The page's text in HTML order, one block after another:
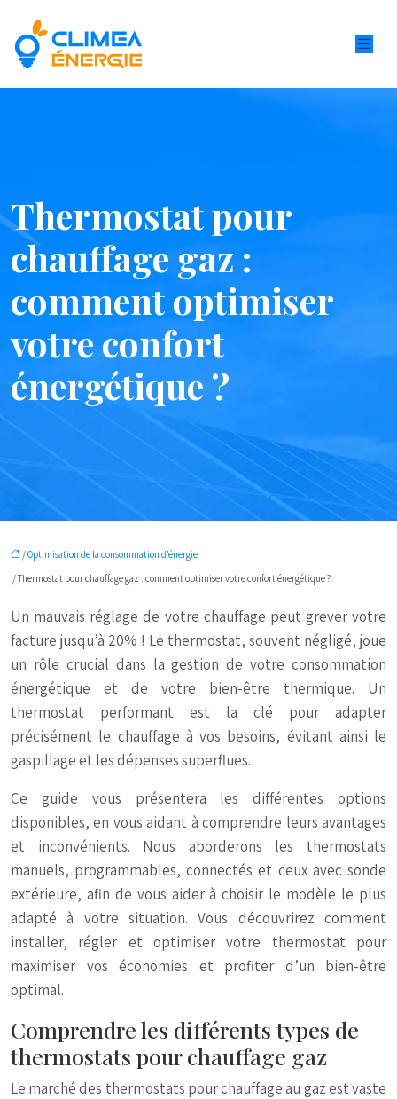
Thermostat pour
chauffage gaz :
comment optimiser
votre confort
énergétique ?
/Optimisation de la consommation d’énergie
/ Thermostat pour chauffage gaz : comment optimiser votre confort énergétique ?
Un mauvais réglage de votre chauffage peut grever votre
facture jusqu’à 20% ! Le thermostat, souvent négligé, joue
un rôle crucial dans la gestion de votre consommation
énergétique et de votre bien-être thermique. Un
thermostat performant est la clé pour adapter
précisément le chauffage à vos besoins, évitant ainsi le
gaspillage et les dépenses superflues.
Ce guide vous présentera les différentes options
disponibles, en vous aidant à comprendre leurs avantages
et inconvénients. Nous aborderons les thermostats
manuels, programmables, connectés et ceux avec sonde
extérieure, afin de vous aider à choisir le modèle le plus
adapté à votre situation. Vous découvrirez comment
installer, régler et optimiser votre thermostat pour
maximiser vos économies et profiter d’un bien-être
optimal.
Comprendre les différents types de
thermostats pour chauffage gaz
Le marché des thermostats pour chauffage au gaz est vaste